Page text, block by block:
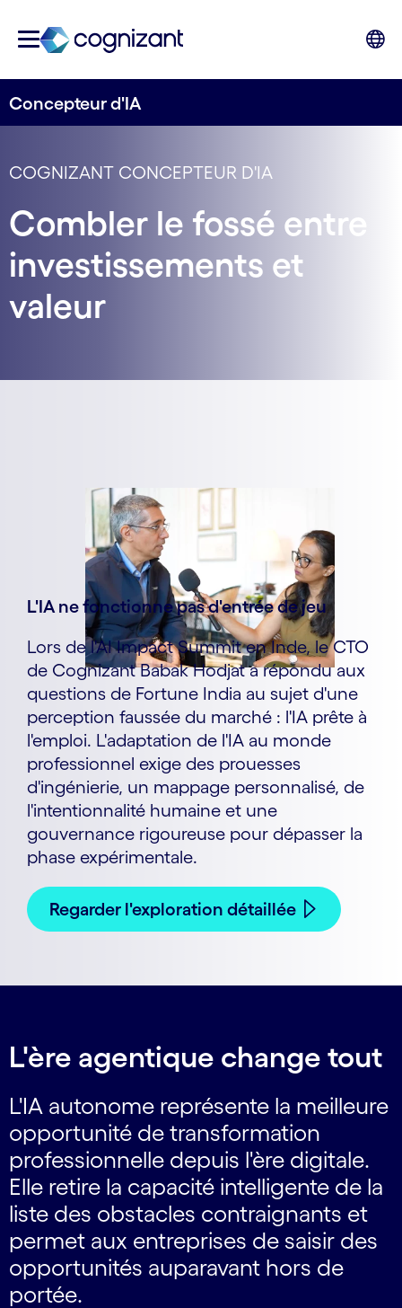
Concepteur d'IA
COGNIZANT CONCEPTEUR D'IA
Combler le fossé entre
investissements et
valeur
L'IA ne fonctionne pas d'entrée de jeu
Lors de l'AI Impact Summit en Inde, le CTO
de Cognizant Babak Hodjat a répondu aux
questions de Fortune India au sujet d'une
perception faussée du marché : l'IA prête à
l'emploi. L'adaptation de l'IA au monde
professionnel exige des prouesses
d'ingénierie, un mappage personnalisé, de
l'intentionnalité humaine et une
gouvernance rigoureuse pour dépasser la
phase expérimentale.
Regarder l'exploration détaillée
L'ère agentique change tout
L'IA autonome représente la meilleure
opportunité de transformation
professionnelle depuis l'ère digitale.
Elle retire la capacité intelligente de la
liste des obstacles contraignants et
permet aux entreprises de saisir des
opportunités auparavant hors de
portée.